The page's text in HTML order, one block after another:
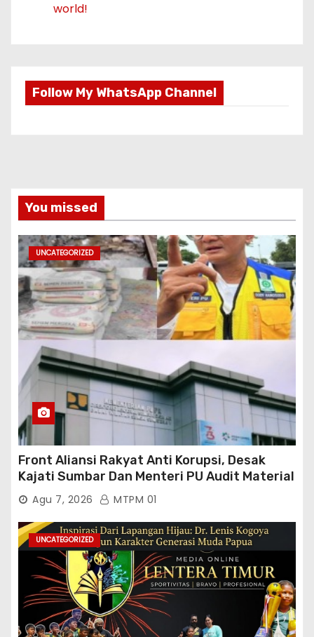
world!
Follow My WhatsApp Channel
You missed
UNCATEGORIZED
Front Aliansi Rakyat Anti Korupsi, Desak
Kajati Sumbar Dan Menteri PU Audit Material
PT. Brantas Abipraya Kontrak No :
06.Nopember 2025 s.d 31 Maret 2026
Sumber Dana: APBN Nilai Kontrak : Rp
76.130.630.000.00,- Diduga Ka.Balai BWSS V
Padang Tutup Mata
Agu 7, 2026 MTPM 01
UNCATEGORIZED